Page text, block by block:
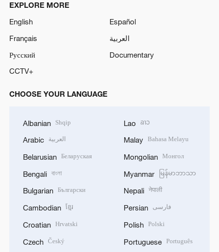
EXPLORE MORE
English
Español
Français
العربية
Русский
Documentary
CCTV+
CHOOSE YOUR LANGUAGE
Albanian Shqip
Arabic العربية
Belarusian Беларуская
Bengali বাংলা
Bulgarian Български
Cambodian ខ្មែរ
Croatian Hrvatski
Czech Český
Lao ລາວ
Malay Bahasa Melayu
Mongolian Монгол
Myanmar မြန်မာဘာသာ
Nepali नेपाली
Persian فارسی
Polish Polski
Portuguese Português